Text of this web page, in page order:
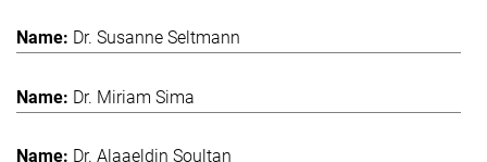
Dr. Susanne Seltmann
Dr. Miriam Sima
Dr. Alaaeldin Soultan